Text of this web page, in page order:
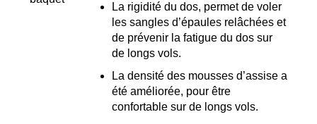
La rigidité du dos, permet de voler
les sangles d’épaules relâchées et
de prévenir la fatigue du dos sur
de longs vols.
La densité des mousses d’assise a
été améliorée, pour être
confortable sur de longs vols.